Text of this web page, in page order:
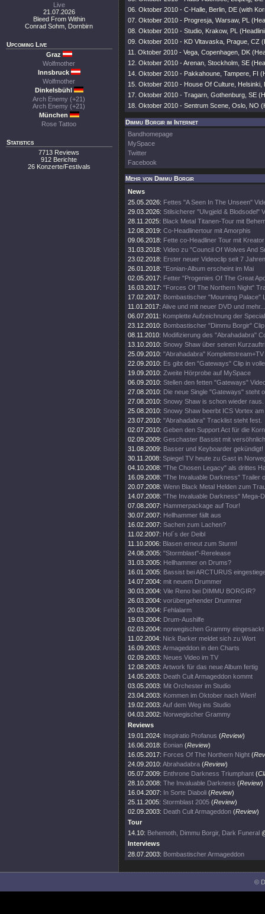
Live
21.07.2026
Bleed From Within
Conrad Sohm, Dornbirn
Upcoming Live
Graz
Wolfmother
Innsbruck
Wolfmother
Dinkelsbühl
Arch Enemy (+21)
Arch Enemy (+21)
München
Rose Tattoo
Statistics
7713 Reviews
912 Berichte
26 Konzerte/Festivals
06. Oktober 2010 - C-Halle, Berlin, DE (with
07. Oktober 2010 - Progresja, Warsaw, PL
08. Oktober 2010 - Studio, Krakow, PL
09. Oktober 2010 - KD Vltavaska, Prague, CZ
11. Oktober 2010 - Vega, Copenhagen, DK
12. Oktober 2010 - Arenan, Stockholm, SE
14. Oktober 2010 - Pakkahoune, Tampere, FI
15. Oktober 2010 - House Of Culture, Helsinki,
17. Oktober 2010 - Tragarn, Gothenburg, SE
18. Oktober 2010 - Sentrum Scene, Oslo, NO
Dimmu Borgir im Internet
Bandhomepage
MySpace
Twitter
Facebook
Mehr von Dimmu Borgir
News
25.05.2026: Fettes "A Seen In The Unseen"
29.03.2026: Stilsicherer "Ulvgjeld & Blodsodel"
28.11.2025: Black Metal Titanen-Tour mit
12.08.2019: Co-Headlinertour mit Amorphis
09.06.2018: Fette co-Headliner Tour mit
31.03.2018: Video zu "Council Of Wolves And
23.02.2018: Erster neuer Videoclip seit 7
26.01.2018: "Eonian-Album erscheint im Mai
02.05.2017: Fetter "Progenies Of The Great
16.03.2017: "Forces Of The Northern Night"
17.02.2017: Bombastischer "Mourning Palace"
11.01.2017: Alive und mit neuer DVD und mehr...
06.07.2011: Komplette Aufzeichnung der
23.12.2010: Bombastischer "Dimmu Borgir"
08.11.2010: Modifizierung des "Abrahadabra"
13.10.2010: Snowy Shaw über seinen
25.09.2010: "Abrahadabra" Komplettstream+TV
22.09.2010: Es gibt den "Gateways" Clip in
19.09.2010: Zweite Hörprobe auf MySpace
06.09.2010: Stellen den fetten "Gateways"
27.08.2010: Die neue Single "Gateways" steht
27.08.2010: Snowy Shaw is schon wieder raus.
25.08.2010: Snowy Shaw beerbt ICS Vortex
23.07.2010: "Abrahadabra" Tracklist steht fest.
02.07.2010: Geben den Support Act für die
02.09.2009: Geschaster Bassist mit
31.08.2009: Basser und Keyboarder gekündigt!
30.11.2008: Spiegel TV heute zu Gast in
04.10.2008: "The Chosen Legacy" als drittes
16.09.2008: "The Invaluable Darkness" Trailer
20.07.2008: Wenn Black Metal Helden zum
14.07.2008: "The Invaluable Darkness" Mega-
07.08.2007: Hammerpackage auf Tour!
30.07.2007: Hellhammer fällt aus
16.02.2007: Sachen zum Lachen?
11.02.2007: Hol´s der Deibl
11.10.2006: Blasen erneut zum Sturm!
24.08.2005: "Stormblast"-Rerelease
31.03.2005: Hellhammer on Drums?
16.01.2005: Bassist bei ARCTURUS
14.07.2004: mit neuem Drummer
30.03.2004: Vile Reno bei DIMMU BORGIR?
26.03.2004: vorübergehender Drummer
20.03.2004: Fehlalarm
19.03.2004: Drum-Aushilfe
02.03.2004: norwegischen Grammy eingesackt
11.02.2004: Nick Barker meldet sich zu Wort
16.09.2003: Armageddon in den Charts
02.09.2003: Neues Video im TV
12.08.2003: Artwork für das neue Album fertig
14.05.2003: Death Cult Armageddon kommt
03.05.2003: Mit Orchester im Studio
23.04.2003: Kommen im Oktober nach Wien!
19.02.2003: Auf dem Weg ins Studio
04.03.2002: Norwegischer Grammy
Reviews
19.01.2024: Inspiratio Profanus (Review)
16.06.2018: Eonian (Review)
16.05.2017: Forces Of The Northern Night (
24.09.2010: Abrahadabra (Review)
05.07.2009: Enthrone Darkness Triumphant (
28.10.2008: The Invaluable Darkness (Review)
16.04.2007: In Sorte Diaboli (Review)
25.11.2005: Stormblast 2005 (Review)
02.09.2003: Death Cult Armageddon (Review)
Tour
14.10: Behemoth, Dimmu Borgir, Dark Funeral
Interviews
28.07.2003: Bombastischer Armageddon
©